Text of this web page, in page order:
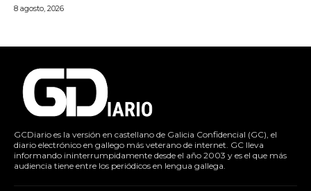
8 agosto, 2026
GCDiario es la versión en castellano de Galicia Confidencial (GC), el
diario electrónico en gallego más veterano de internet. GC lleva
informando ininterrumpidamente desde el año 2003 y es el que más
audiencia tiene entre los periódicos en lengua gallega.